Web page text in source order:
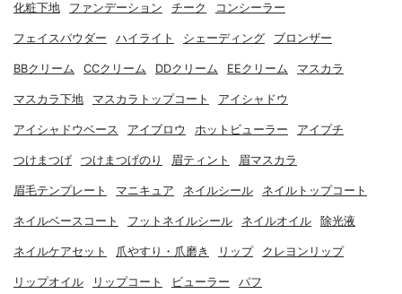
化粧下地 ファンデーション チーク コンシーラー
フェイスパウダー ハイライト シェーディング ブロンザー
BBクリーム CCクリーム DDクリーム EEクリーム マスカラ
マスカラ下地 マスカラトップコート アイシャドウ
アイシャドウベース アイブロウ ホットビューラー アイプチ
つけまつげ つけまつげのり 眉ティント 眉マスカラ
眉毛テンプレート マニキュア ネイルシール ネイルトップコート
ネイルベースコート フットネイルシール ネイルオイル 除光液
ネイルケアセット 爪やすり・爪磨き リップ クレヨンリップ
リップオイル リップコート ビューラー パフ